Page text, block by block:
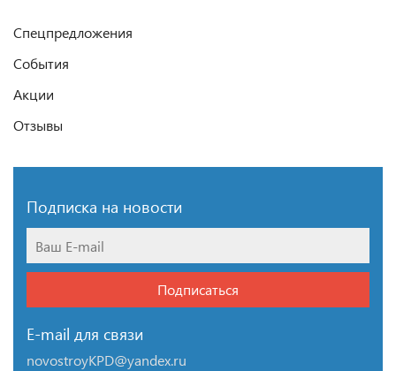
Спецпредложения
События
Акции
Отзывы
Подписка на новости
Подписаться
E-mail для связи
novostroyKPD@yandex.ru